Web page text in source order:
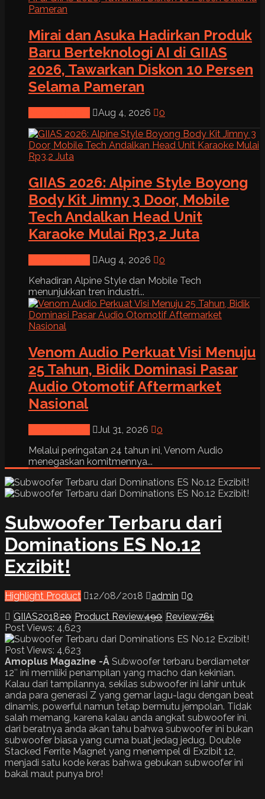
Mirai dan Asuka Hadirkan Produk
Baru Berteknologi AI di GIIAS
2026, Tawarkan Diskon 10 Persen
Selama Pameran
Aug 4, 2026 0
GIIAS 2026: Alpine Style Boyong
Body Kit Jimny 3 Door, Mobile
Tech Andalkan Head Unit
Karaoke Mulai Rp3,2 Juta
Aug 4, 2026
0
Kehadiran Alpine Style dan Mobile Tech
menunjukkan tren industri...
Venom Audio Perkuat Visi Menuju
25 Tahun, Bidik Dominasi Pasar
Audio Otomotif Aftermarket
Nasional
Jul 31, 2026
0
Melalui peringatan 24 tahun ini, Venom Audio
menegaskan komitmennya...
Subwoofer Terbaru dari
Dominations ES No.12
Exzibit!
Highlight Product 12/08/2018 admin
0
GIIAS201820 Product Review490 Review761
Post Views: 4,623
Post Views: 4,623
Amoplus Magazine -Â Subwoofer terbaru berdiameter
12″ ini memiliki penampilan yang macho dan kekinian.
Kalau dari tampilannya, sekilas subwoofer ini lahir untuk
anda para generasi Z yang gemar lagu-lagu dengan beat
dinamis, powerful namun tetap bermutu jempolan. Tidak
salah memang, karena kalau anda angkat subwoofer ini,
dari beratnya anda akan tahu bahwa subwoofer ini bukan
subwoofer biasa yang cuma buat jedag jedug. Double
Stacked Ferrite Magnet yang menempel di Exzibit 12,
menjadi satu kode keras bahwa gebukan subwoofer ini
bakal maut punya bro!